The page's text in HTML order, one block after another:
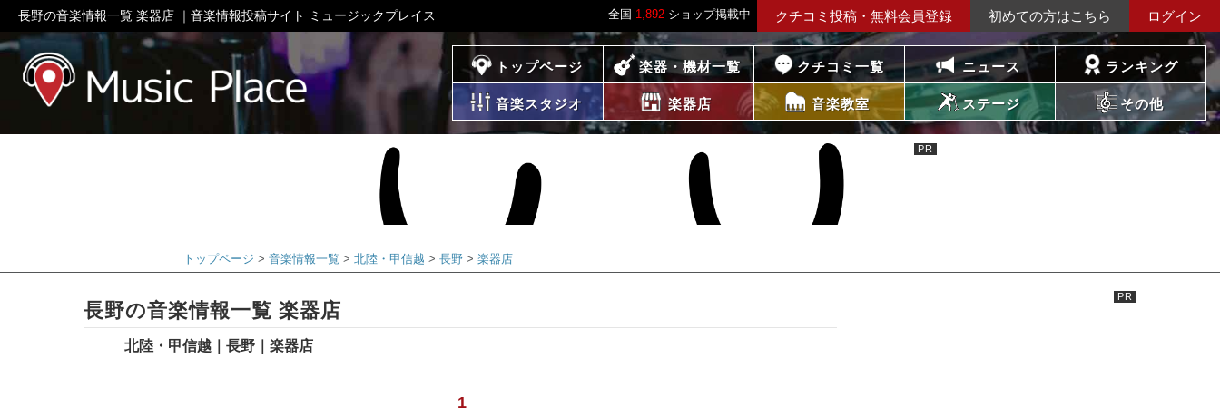
全国 1,892 ショップ掲載中 クチコミ投稿・無料会員登録 初めての方はこちら ログイン
長野の音楽情報一覧 楽器店 ｜音楽情報投稿サイト ミュージックプレイス
ミュージックプレイス トップページ 楽器・機材一覧 クチコミ一覧 ニュース ランキング
音楽スタジオ 楽器店 音楽教室 ステージ その他
トップページ 音楽情報一覧 北陸・甲信越 長野 楽器店
長野の音楽情報一覧 楽器店
北陸・甲信越｜長野｜楽器店
1